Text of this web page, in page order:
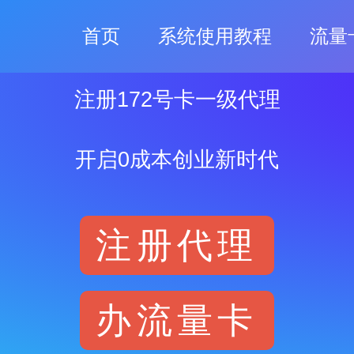
首页 系统使用教程 流量
注册172号卡一级代理
开启0成本创业新时代
注册代理
办流量卡